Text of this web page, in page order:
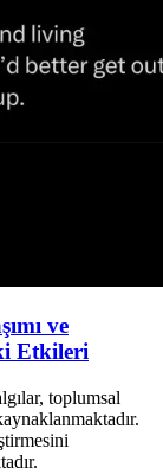
ve
Etkileri
toplumsal